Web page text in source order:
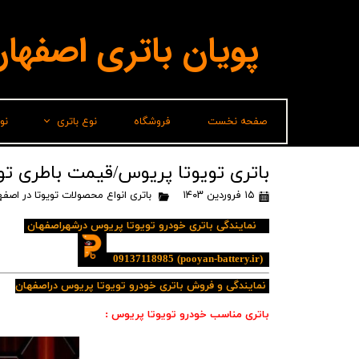
صفحه نخست فروشگاه نوع باتری
لیدر(پاسارگاد)
برناباتری
باتری شارک
سپاهان باتری
وایا باتری
پویان باتری
باتری تویوتا پریوس/قیمت باطری
۱۵ فروردین ۱۴۰۳ باتری انواع محصولات تویوتا در
نمایندگی باتری خودرو تویوتا پریوس درشهراصفهان
(pooyan-battery.ir)
09137118985
نمایندگی و فروش باتری خودرو تویوتا پریوس دراصفهان
باتری مناسب خودرو تویوتا پریوس :